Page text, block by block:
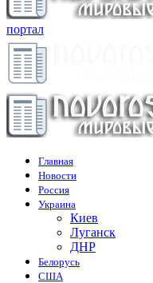
портал
Главная
Новости
Россия
Украина
Киев
Луганск
ДНР
Белорусь
США